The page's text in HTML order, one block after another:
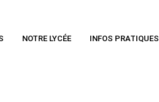
NOTRE LYCÉE INFOS PRATIQUES